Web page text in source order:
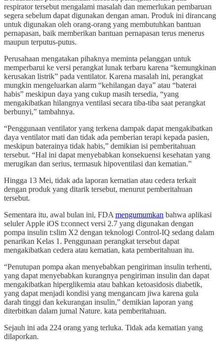
respirator tersebut mengalami masalah dan memerlukan pembaruan
segera sebelum dapat digunakan dengan aman. Produk ini dirancang
untuk digunakan oleh orang-orang yang membutuhkan bantuan
pernapasan, baik memberikan bantuan pernapasan terus menerus
maupun terputus-putus.
Perusahaan mengatakan pihaknya meminta pelanggan untuk
memperbarui ke versi perangkat lunak terbaru karena “kemungkinan
kerusakan listrik” pada ventilator. Karena masalah ini, perangkat
mungkin mengeluarkan alarm “kehilangan daya” atau “baterai
habis” meskipun daya yang cukup masih tersedia, “yang
mengakibatkan hilangnya ventilasi secara tiba-tiba saat perangkat
berbunyi,” tambahnya.
“Penggunaan ventilator yang terkena dampak dapat mengakibatkan
daya ventilator mati dan tidak ada pemberian terapi kepada pasien,
meskipun baterainya tidak habis,” demikian isi pemberitahuan
tersebut. “Hal ini dapat menyebabkan konsekuensi kesehatan yang
merugikan dan serius, termasuk hipoventilasi dan kematian.”
Hingga 13 Mei, tidak ada laporan kematian atau cedera terkait
dengan produk yang ditarik tersebut, menurut pemberitahuan
tersebut.
Sementara itu, awal bulan ini, FDA mengumumkan bahwa aplikasi
seluler Apple iOS t:connect versi 2.7 yang digunakan dengan
pompa insulin t:slim X2 dengan teknologi Control-IQ sedang dalam
penarikan Kelas 1. Penggunaan perangkat tersebut dapat
mengakibatkan cedera atau kematian, kata pemberitahuan itu.
“Penutupan pompa akan menyebabkan pengiriman insulin terhenti,
yang dapat menyebabkan kurangnya pengiriman insulin dan dapat
mengakibatkan hiperglikemia atau bahkan ketoasidosis diabetik,
yang dapat menjadi kondisi yang mengancam jiwa karena gula
darah tinggi dan kekurangan insulin,” demikian laporan yang
diterbitkan dalam jurnal Nature. kata pemberitahuan.
Sejauh ini ada 224 orang yang terluka. Tidak ada kematian yang
dilaporkan.